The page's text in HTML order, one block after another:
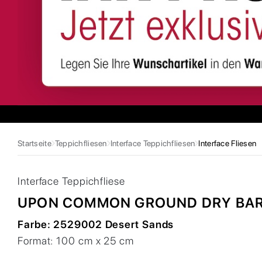
Startseite Teppichfliesen Interface Teppichfliesen Interface Fliesen
Interface Teppichfliese
UPON COMMON GROUND DRY
Farbe: 2529002 Desert Sands
Format:100 cm x 25 cm